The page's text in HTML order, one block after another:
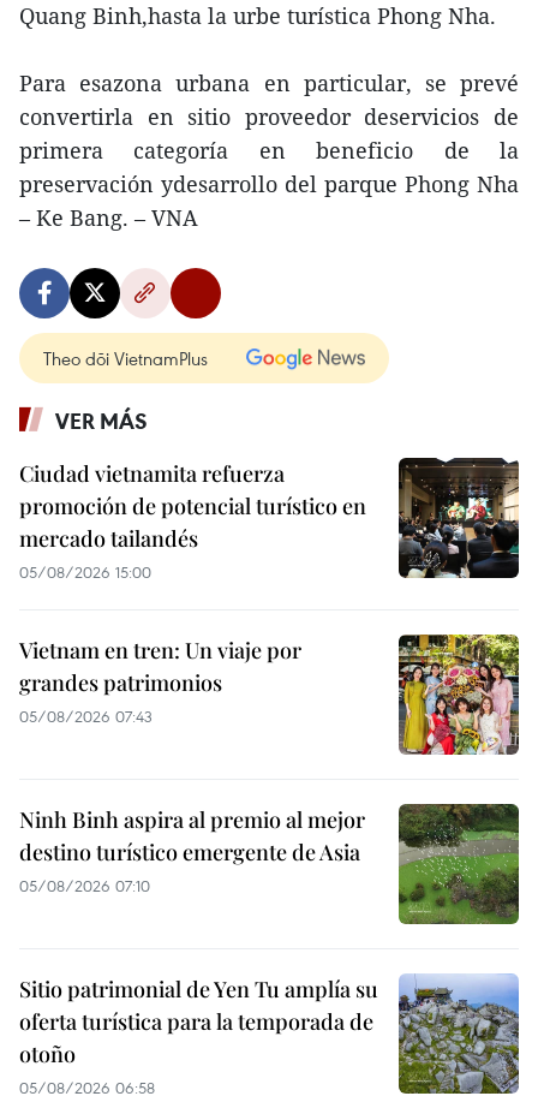
Quang Binh,hasta la urbe turística Phong Nha.
Para esazona urbana en particular, se prevé
convertirla en sitio proveedor deservicios de
primera categoría en beneficio de la
preservación ydesarrollo del parque Phong Nha
– Ke Bang. – VNA
Theo dõi VietnamPlus
VER MÁS
Ciudad vietnamita refuerza
promoción de potencial turístico en
mercado tailandés
05/08/2026 15:00
Vietnam en tren: Un viaje por
grandes patrimonios
05/08/2026 07:43
Ninh Binh aspira al premio al mejor
destino turístico emergente de Asia
05/08/2026 07:10
Sitio patrimonial de Yen Tu amplía su
oferta turística para la temporada de
otoño
05/08/2026 06:58